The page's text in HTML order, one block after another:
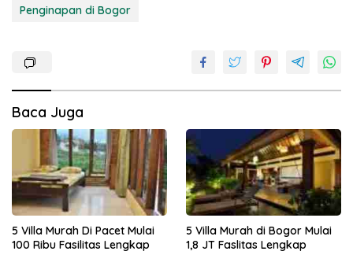
Penginapan di Bogor
Baca Juga
5 Villa Murah Di Pacet Mulai
100 Ribu Fasilitas Lengkap
5 Villa Murah di Bogor Mulai
1,8 JT Faslitas Lengkap